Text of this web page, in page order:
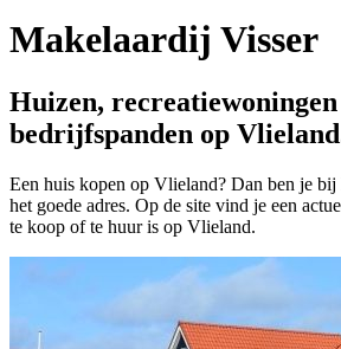
Makelaardij Visser
Huizen, recreatiewoningen
bedrijfspanden op
Een huis kopen op Vlieland? Dan ben je
het goede adres. Op de site vind je een
te koop of te huur is op Vlieland.